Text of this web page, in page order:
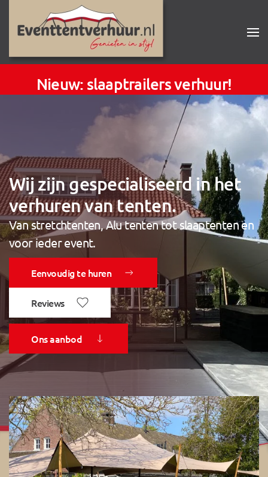
Nieuw: slaaptrailers verhuur!
Wij zijn gespecialiseerd in het
verhuren van tenten.
Van stretchtenten, Alu tenten tot slaaptenten en
voor ieder event.
Eenvoudig te huren
Reviews
Ons aanbod